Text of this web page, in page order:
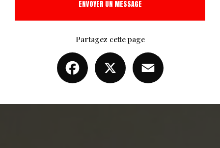
ENVOYER UN MESSAGE
Partagez cette page
Facebook